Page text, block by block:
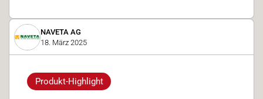
NAVETA AG
18. März 2025
Produkt-Highlight